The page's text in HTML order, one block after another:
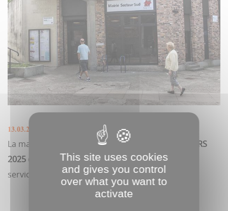
13.03.2025
La mairie Pierre-Rollin sera fermée le
JEUDI 27 MARS
2025 de 13H30 à 17H45pour cause de réunion de
service.
This site uses cookies
and gives you control
over what you want to
activate